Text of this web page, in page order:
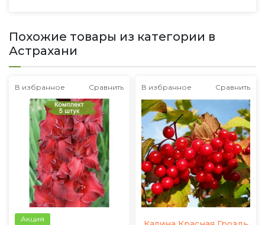
Похожие товары из категории в
Астрахани
В избранное Сравнить
Акция
В избранное Сравнить